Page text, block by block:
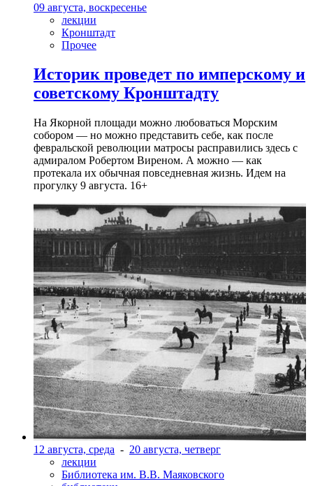
09 августа, воскресенье
лекции
Кронштадт
Прочее
Историк проведет по имперскому и
советскому Кронштадту
На Якорной площади можно любоваться Морским
собором — но можно представить себе, как после
февральской революции матросы расправились здесь с
адмиралом Робертом Виреном. А можно — как
протекала их обычная повседневная жизнь. Идем на
прогулку 9 августа. 16+
12 августа, среда - 20 августа, четверг
лекции
Библиотека им. В.В. Маяковского